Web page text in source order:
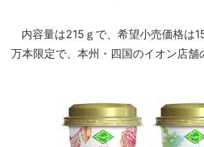
内容量は215ｇで、希望小売価格は
万本限定で、本州・四国のイオン店舗